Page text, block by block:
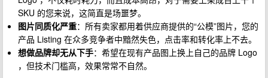
SKU 的您来说，这简直是场噩梦。
图片同质化严重：所有卖家都用着供应商提供的“公模”图片，您的
产品 Listing 在众多竞争者中黯然失色，点击率和转化率上不去。
想做品牌却无从下手：希望在现有产品图上换上自己的品牌 Logo
，但技术门槛高，效果常常不自然。